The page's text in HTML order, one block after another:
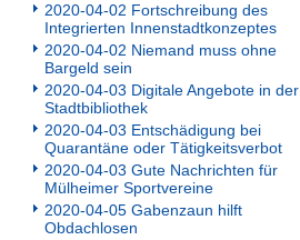
2020-04-02 Fortschreibung des
Integrierten Innenstadtkonzeptes
2020-04-02 Niemand muss ohne
Bargeld sein
2020-04-03 Digitale Angebote in der
Stadtbibliothek
2020-04-03 Entschädigung bei
Quarantäne oder Tätigkeitsverbot
2020-04-03 Gute Nachrichten für
Mülheimer Sportvereine
2020-04-05 Gabenzaun hilft
Obdachlosen